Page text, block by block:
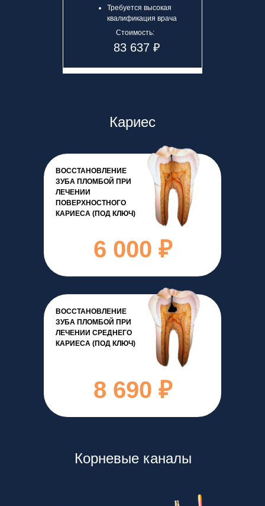
83 637 ₽
Требуется высокая
квалификация врача
Стоимость:
ВОССТАНОВЛЕНИЕ
ЗУБА ПЛОМБОЙ ПРИ
ЛЕЧЕНИИ
ПОВЕРХНОСТНОГО
КАРИЕСА (ПОД КЛЮЧ)
6 000 ₽
ВОССТАНОВЛЕНИЕ
ЗУБА ПЛОМБОЙ ПРИ
ЛЕЧЕНИИ СРЕДНЕГО
КАРИЕСА (ПОД КЛЮЧ)
8 690 ₽
Корневые каналы
Кариес